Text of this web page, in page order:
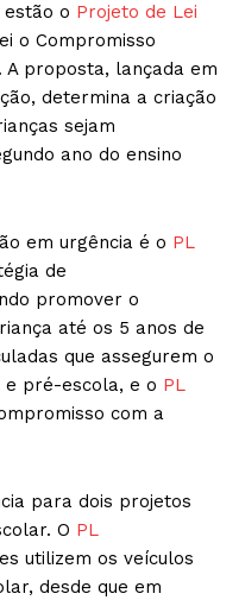
o Projeto de Lei
o Compromisso
A proposta, lançada em
determina a criação
sejam
ano do ensino
em urgência é o PL
de
promover o
até os 5 anos de
que assegurem o
pré-escola, e o PL
com a
para dois projetos
O PL
utilizem os veículos
desde que em